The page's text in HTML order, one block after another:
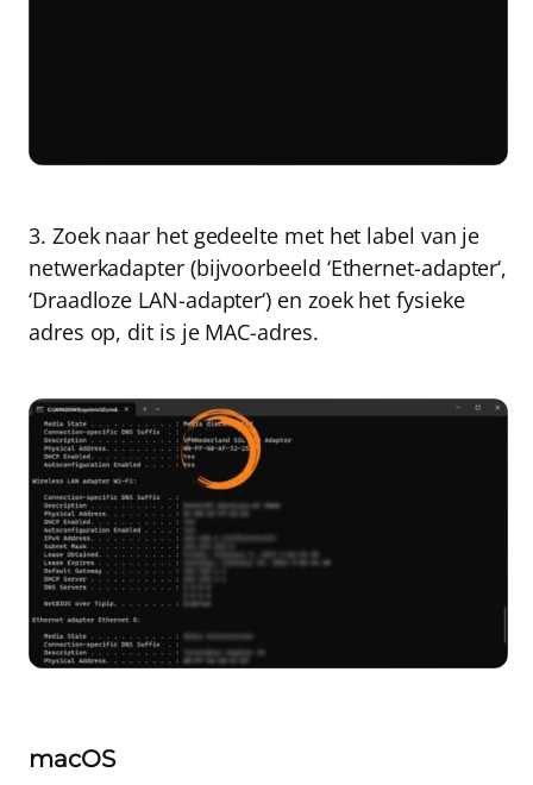
3. Zoek naar het gedeelte met het label van je
netwerkadapter (bijvoorbeeld ‘Ethernet-adapter‘,
‘Draadloze LAN-adapter‘) en zoek het fysieke
adres op, dit is je MAC-adres.
macOS